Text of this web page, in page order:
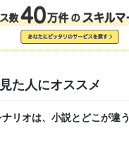
た人にオススメ
リオは、小説とどこが違う